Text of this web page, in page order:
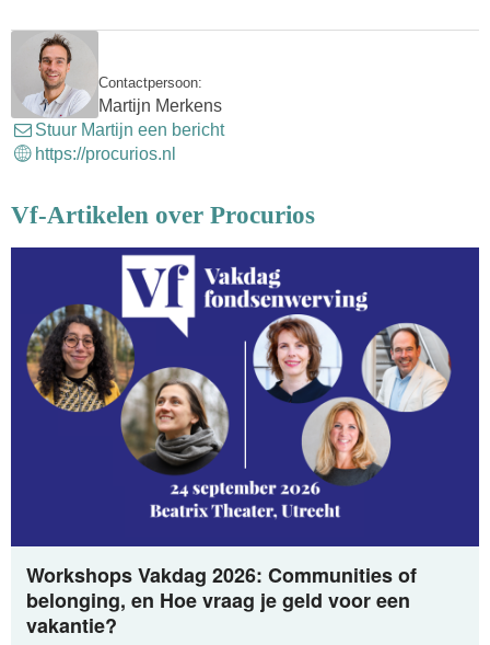
Contactpersoon:
Martijn Merkens
Stuur Martijn een bericht
https://procurios.nl
Vf-Artikelen over Procurios
Workshops Vakdag 2026: Communities of
belonging, en Hoe vraag je geld voor een
vakantie?